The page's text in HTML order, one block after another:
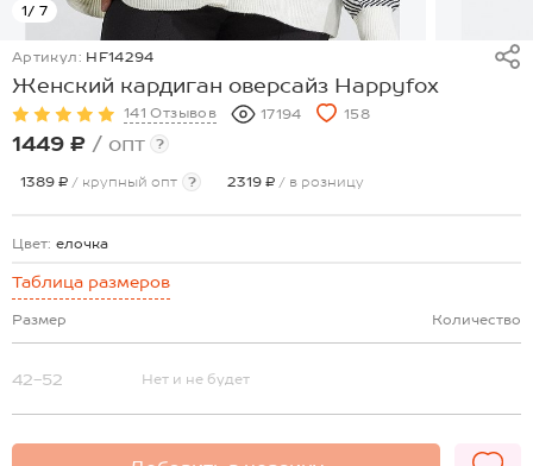
1/ 7
Артикул: HF14294
Женский кардиган оверсайз Happyfox
141 Отзывов 17194 158
1449 ₽ / опт ?
1389 ₽ / крупный опт ? 2319 ₽ / в розницу
Цвет: елочка
Таблица размеров
Размер Количество
42-52 Нет и не будет